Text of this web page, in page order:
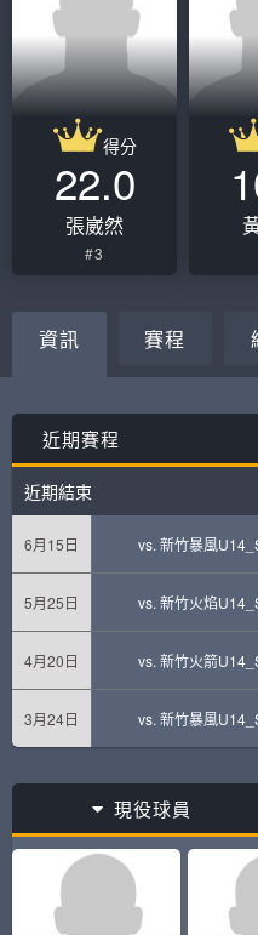
得分
22.0
張崴然
#3
資訊 賽程
近期賽程
近期結束
6月15日 vs. 新竹暴風
5月25日 vs. 新竹火焰
4月20日 vs. 新竹火箭
3月24日 vs. 新竹暴風
現役球員